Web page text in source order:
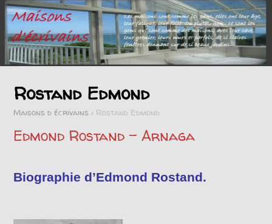
Rostand Edmond
Maisons d écrivains > Rostand Edmond
Edmond Rostand – Arnaga
Biographie d’Edmond Rostand.